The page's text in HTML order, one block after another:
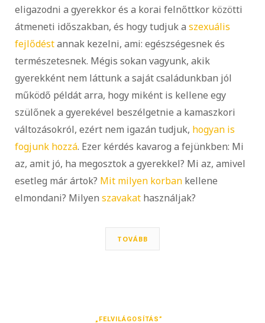
eligazodni a gyerekkor és a korai felnőttkor közötti
átmeneti időszakban, és hogy tudjuk a szexuális
fejlődéstannak kezelni, ami: egészségesnek és
természetesnek. Mégis sokan vagyunk, akik
gyerekként nem láttunk a saját családunkban jól
működő példát arra, hogy miként is kellene egy
szülőnek a gyerekével beszélgetnie a kamaszkori
változásokról, ezért nem igazán tudjuk, hogyan is
fogjunk hozzá. Ezer kérdés kavarog a fejünkben: Mi
az, amit jó, ha megosztok a gyerekkel? Mi az, amivel
esetleg már ártok? Mit milyen korban kellene
elmondani? Milyen szavakat használjak?
TOVÁBB
„FELVILÁGOSÍTÁS”